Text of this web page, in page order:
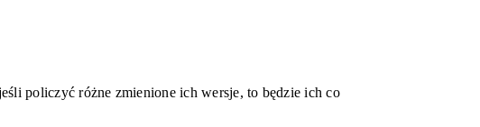
policzyć różne zmienione ich wersje, to będzie ich co